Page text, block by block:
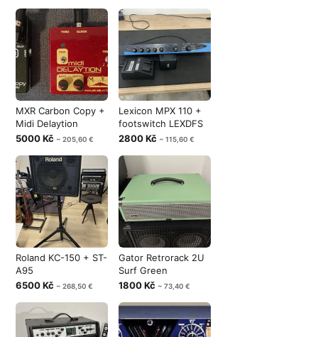
MXR Carbon Copy +
Midi Delaytion
5000 Kč ~ 205,60 €
Lexicon MPX 110 +
footswitch LEXDFS
2800 Kč ~ 115,60 €
Roland KC-150 + ST-
A95
6500 Kč ~ 268,50 €
Gator Retrorack 2U
Surf Green
1800 Kč ~ 73,40 €